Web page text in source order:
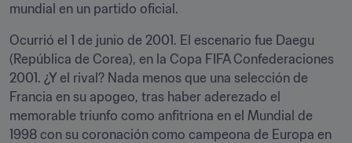
mundial en un partido oficial.
Ocurrió el 1 de junio de 2001. El escenario fue Daegu
(República de Corea), en la Copa FIFA Confederaciones
2001. ¿Y el rival? Nada menos que una selección de
Francia en su apogeo, tras haber aderezado el
memorable triunfo como anfitriona en el Mundial de
1998 con su coronación como campeona de Europa en